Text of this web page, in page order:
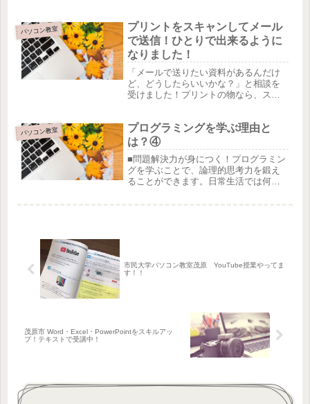
にご連絡いただき、お約束の時間をご
予約いただきます。詳しくは...
パソコン教室
プリントをスキャンしてメール
で送信！ひとりで出来るように
なりました！
「メールで送りたい資料があるんだけ
ど、どうしたらいいかな？」と相談を
受けました！プリントの物なら、スキ
レミアム会員様」プレミアム会員特典
として、『特典4 基本テキスト以外の...
パソコン教室
プログラミングを学ぶ理由と
は？④
■問題解決力が身につく！プログラミン
グを学ぶことで、論理的思考力を鍛え
ることができます。日常生活では何か
市民大学パソコン教室茂原 YouTube授業やってま
す！！
茂原市 Word・Excel・PowerPointをスキルアッ
プ！テキストで受講中！